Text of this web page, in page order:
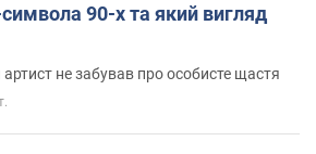
символа 90-х та який вигляд
не забував про особисте щастя